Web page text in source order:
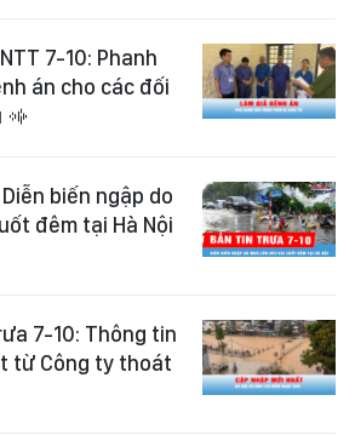
7-10: Phanh
án cho các đối
biến ngập do
đêm tại Hà Nội
7-10: Thông tin
từ Công ty thoát